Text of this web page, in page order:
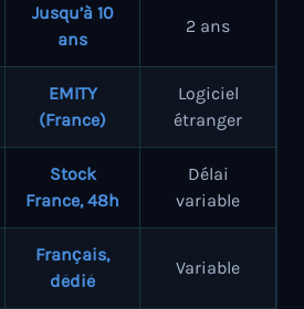
Jusqu’à 10
ans
2 ans
EMITY
(France)
Logiciel
étranger
Stock
France, 48h
Délai
variable
Français,
dédié
Variable